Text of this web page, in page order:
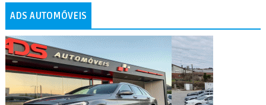
ADS AUTOMÓVEIS